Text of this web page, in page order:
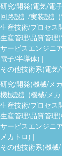
研究/開発(電気/電
回路設計/実装設計
生産技術/プロセス
生産管理/品質管理
サービスエンジニ
電子/半導体)
その他技術系(電気
研究/開発(機械/メ
機械設計(機械/メ
生産技術/プロセス
生産管理/品質管理
サービスエンジニ
メカトロ)
その他技術系(機械